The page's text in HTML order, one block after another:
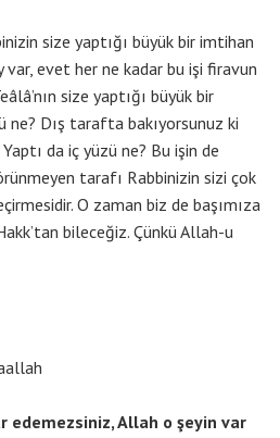
size yaptığı büyük bir imtihan
var, evet her ne kadar bu işi firavun
size yaptığı büyük bir
ne? Dış tarafta bakıyorsunuz ki
da iç yüzü ne? Bu işin de
tarafı Rabbinizin sizi çok
O zaman biz de başımıza
bileceğiz. Çünkü Allah-u
edemezsiniz, Allah o şeyin var